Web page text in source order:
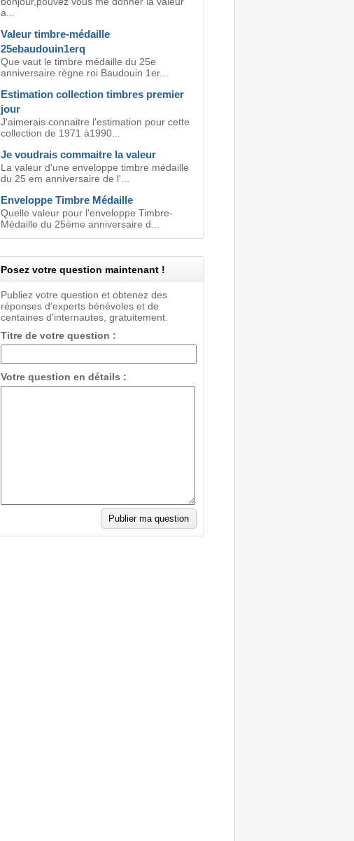
a...
Valeur timbre-médaille
25ebaudouin1erq
Que vaut le timbre médaille du 25e
anniversaire règne roi Baudouin 1er...
Estimation collection timbres premier
jour
J'aimerais connaitre l'estimation pour cette
collection de 1971 à1990...
Je voudrais commaitre la valeur
La valeur d'une enveloppe timbre médaille
du 25 em anniversaire de l'...
Enveloppe Timbre Médaille
Quelle valeur pour l'enveloppe Timbre-
Médaille du 25ème anniversaire d...
Posez votre question maintenant !
Publiez votre question et obtenez des
réponses d'experts bénévoles et de
centaines d'internautes, gratuitement.
Titre de votre question :
Votre question en détails :